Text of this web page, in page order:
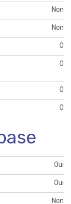
Non
Non
0
0
0
0
Oui
Oui
Non